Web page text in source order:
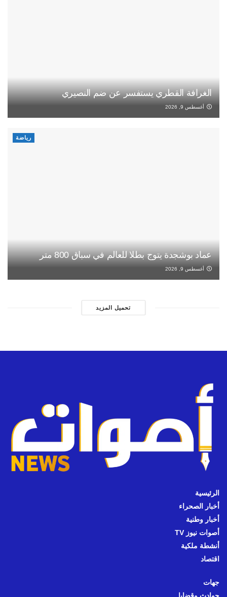
الغرافة القطري يستفسر عن ضم النصيري
أغسطس 9, 2026
رياضة
عماد بوشجدة يتوج بطلا للعالم في سباق 800 متر
أغسطس 9, 2026
تحميل المزيد
الرئيسية
أخبار الصحراء
أخبار وطنية
أصوات نيوز TV
أنشطة ملكية
اقتصاد
جهات